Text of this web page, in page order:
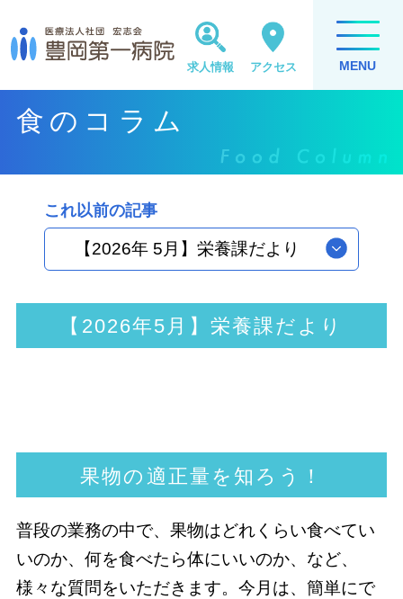
求人情報 アクセス MENU
食のコラム
これ以前の記事
【2026年 5月】栄養課だより
【2026年5月】栄養課だより
果物の適正量を知ろう！
普段の業務の中で、果物はどれくらい食べてい
いのか、何を食べたら体にいいのか、など、
様々な質問をいただきます。今月は、簡単にで